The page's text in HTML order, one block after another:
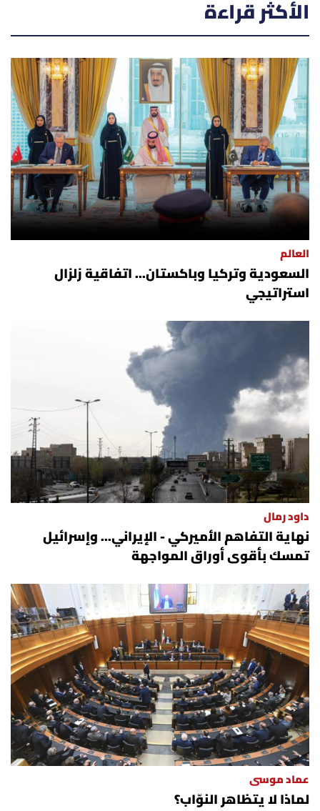
الأكثر قراءة
العالم
السعودية وتركيا وباكستان... اتفاقية زلزال
استراتيجي
داود رمال
نهاية التفاهم الأميركي - الإيراني... وإسرائيل
تمسك بأقوى أوراق المواجهة
عماد موسى
لماذا لا يتظاهر النوّاب؟